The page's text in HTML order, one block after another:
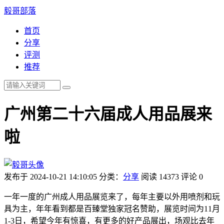
毅哥部落
首页
分享
评测
推荐
广州第二十六届成人用品展来
啦
发布于 2024-10-21 14:10:05 分类： 分享 阅读 14373 评论 0
一年一度的广州成人用品展览来了，每年主要以外用喷剂和玩
具为主，年年看到都是百臻堂独家冠名赞助，展览时间为11月
1-3日，希望今年有惊喜，有更多的好产品展出，场观比去年